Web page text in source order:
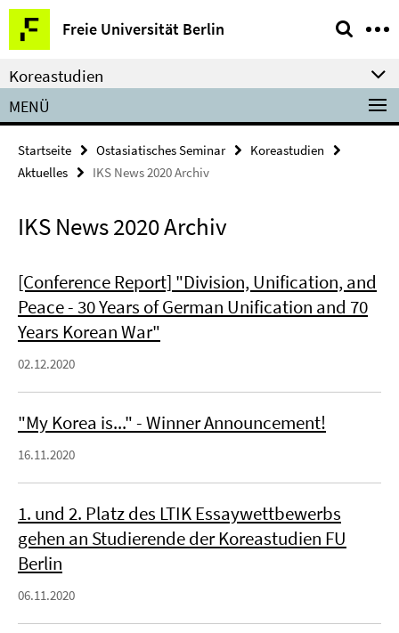
Springe
direkt
zu
Inhalt
Freie Universität Berlin
Service-
Navigation
Koreastudien
MENÜ
Startseite Ostasiatisches Seminar
Koreastudien
Aktuelles
IKS News 2020 Archiv
IKS News 2020 Archiv
[Conference Report] "Division, Unification, and
Peace - 30 Years of German Unification and 70
Years Korean War"
02.12.2020
"My Korea is..." - Winner Announcement!
16.11.2020
1. und 2. Platz des LTIK Essaywettbewerbs
gehen an Studierende der Koreastudien FU
Berlin
06.11.2020